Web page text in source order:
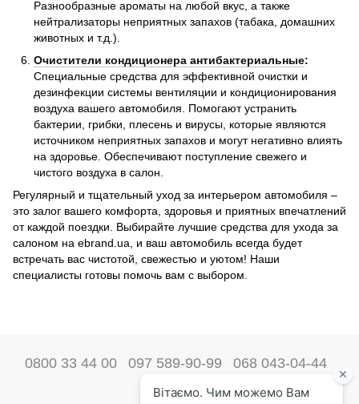
Разнообразные ароматы на любой вкус, а также
нейтрализаторы неприятных запахов (табака, домашних
животных и т.д.).
Очистители кондиционера антибактериальные:
Специальные средства для эффективной очистки и
дезинфекции системы вентиляции и кондиционирования
воздуха вашего автомобиля. Помогают устранить
бактерии, грибки, плесень и вирусы, которые являются
источником неприятных запахов и могут негативно влиять
на здоровье. Обеспечивают поступление свежего и
чистого воздуха в салон.
Регулярный и тщательный уход за интерьером автомобиля –
это залог вашего комфорта, здоровья и приятных впечатлений
от каждой поездки. Выбирайте лучшие средства для ухода за
салоном на ebrand.ua, и ваш автомобиль всегда будет
встречать вас чистотой, свежестью и уютом! Наши
специалисты готовы помочь вам с выбором.
0800 33 44 00 097 589-90-99 068 043-04-44
Наши контакты